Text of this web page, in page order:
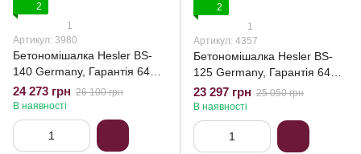
2
1
Артикул: 3980
Бетономішалка Hesler BS-
140 Germany, Гарантія 64
місяці
24 273 грн 26 100 грн
В наявності
2
1
Артикул: 4357
Бетономішалка Hesler BS-
125 Germany, Гарантія 64
місяці
23 297 грн 25 050 грн
В наявності